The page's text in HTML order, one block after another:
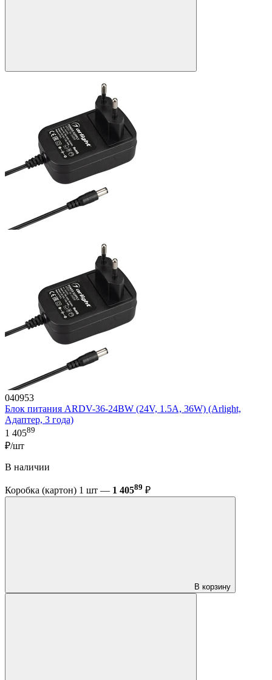
040953
Блок питания ARDV-36-24BW (24V, 1.5A, 36W) (Arlight,
Адаптер, 3 года)
1 40589
₽/шт
В наличии
Коробка (картон) 1 шт — 1 40589 ₽
В корзину